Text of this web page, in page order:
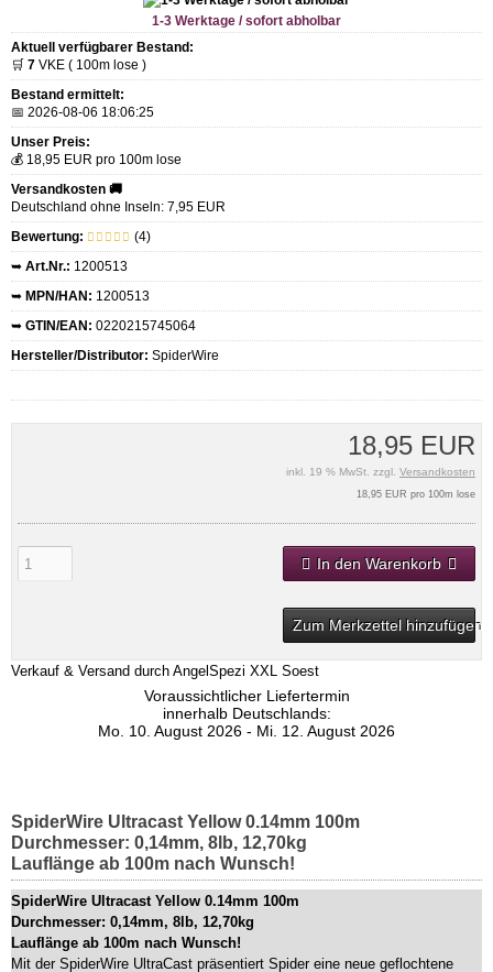
1-3 Werktage / sofort abholbar
Aktuell verfügbarer Bestand:
🛒 7 VKE ( 100m lose )
Bestand ermittelt:
📅 2026-08-06 18:06:25
Unser Preis:
💰 18,95 EUR pro 100m lose
Versandkosten 🚚
Deutschland ohne Inseln: 7,95 EUR
Bewertung:
(4)
➥ Art.Nr.: 1200513
➥ MPN/HAN: 1200513
➥ GTIN/EAN: 0220215745064
Hersteller/Distributor: SpiderWire
18,95 EUR
inkl. 19 % MwSt. zzgl. Versandkosten
18,95 EUR pro 100m lose
In den Warenkorb
Zum Merkzettel hinzufügen
Verkauf & Versand durch AngelSpezi XXL Soest
Voraussichtlicher Liefertermin
innerhalb Deutschlands:
Mo. 10. August 2026 - Mi. 12. August 2026
SpiderWire Ultracast Yellow 0.14mm 100m
Durchmesser: 0,14mm, 8lb, 12,70kg
Lauflänge ab 100m nach Wunsch!
SpiderWire Ultracast Yellow 0.14mm 100m
Durchmesser: 0,14mm, 8lb, 12,70kg
Lauflänge ab 100m nach Wunsch!
Mit der SpiderWire UltraCast präsentiert Spider eine neue geflochtene